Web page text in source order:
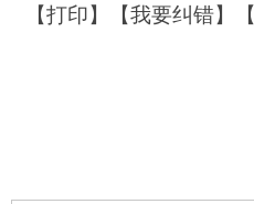
【打印】【我要纠错】【